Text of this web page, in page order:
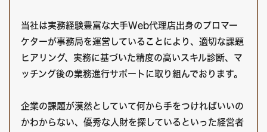
当社は実務経験豊富な大手Web代理店出身のプロマー
ケターが事務局を運営していることにより、適切な課題
ヒアリング、実務に基づいた精度の高いスキル診断、マ
ッチング後の業務進行サポートに取り組んでおります。
企業の課題が漠然としていて何から手をつければいいの
かわからない、優秀な人財を探しているといった経営者